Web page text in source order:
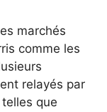
marchés
comme les
relayés par
que